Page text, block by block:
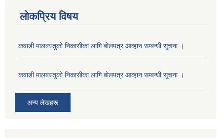
लोकप्रिय विषय
कवाडी मालबस्तुकाे निकासीका लागि बाेलपत्र आव्हान सम्बन्धी सूचना ।
कवाडी मालबस्तुकाे निकासीका लागि बाेलपत्र आव्हान सम्बन्धी सूचना ।
अन्य लेखहरू